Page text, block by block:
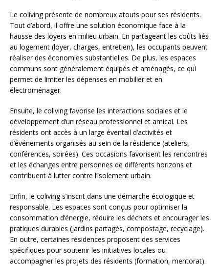
Le coliving présente de nombreux atouts pour ses résidents.
Tout d’abord, il offre une solution économique face à la
hausse des loyers en milieu urbain. En partageant les coûts liés
au logement (loyer, charges, entretien), les occupants peuvent
réaliser des économies substantielles. De plus, les espaces
communs sont généralement équipés et aménagés, ce qui
permet de limiter les dépenses en mobilier et en
électroménager.
Ensuite, le coliving favorise les interactions sociales et le
développement d’un réseau professionnel et amical. Les
résidents ont accès à un large éventail d’activités et
d’événements organisés au sein de la résidence (ateliers,
conférences, soirées). Ces occasions favorisent les rencontres
et les échanges entre personnes de différents horizons et
contribuent à lutter contre l’isolement urbain.
Enfin, le coliving s’inscrit dans une démarche écologique et
responsable. Les espaces sont conçus pour optimiser la
consommation d’énergie, réduire les déchets et encourager les
pratiques durables (jardins partagés, compostage, recyclage).
En outre, certaines résidences proposent des services
spécifiques pour soutenir les initiatives locales ou
accompagner les projets des résidents (formation, mentorat).